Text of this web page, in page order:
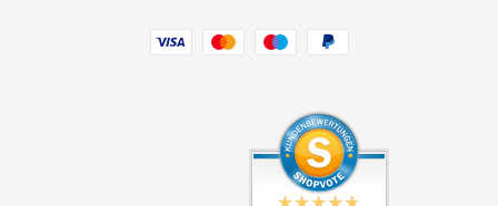
Zahlungsarten